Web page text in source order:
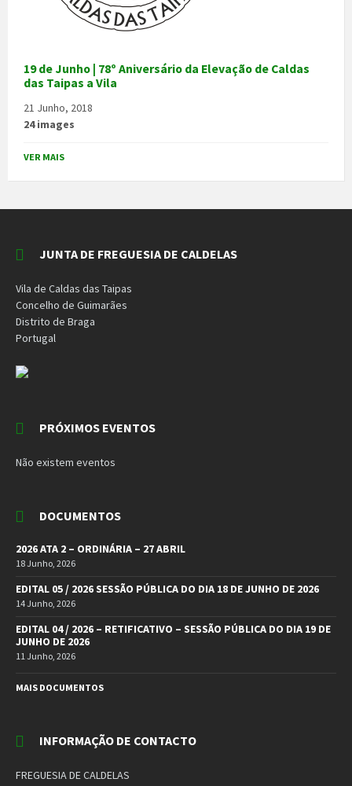
19 de Junho | 78º Aniversário da Elevação de Caldas
das Taipas a Vila
21 Junho, 2018
24 images
VER MAIS
JUNTA DE FREGUESIA DE CALDELAS
Vila de Caldas das Taipas
Concelho de Guimarães
Distrito de Braga
Portugal
PRÓXIMOS EVENTOS
Não existem eventos
DOCUMENTOS
2026 ATA 2 – ORDINÁRIA – 27 ABRIL
18 Junho, 2026
EDITAL 05 / 2026 SESSÃO PÚBLICA DO DIA 18 DE JUNHO DE 2026
14 Junho, 2026
EDITAL 04 / 2026 – RETIFICATIVO – SESSÃO PÚBLICA DO DIA 19 DE
JUNHO DE 2026
11 Junho, 2026
MAIS DOCUMENTOS
INFORMAÇÃO DE CONTACTO
FREGUESIA DE CALDELAS